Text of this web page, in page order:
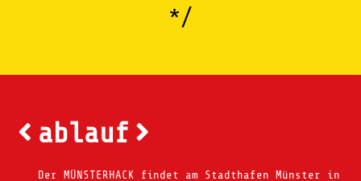
*/
ablauf
Der MÜNSTERHACK findet am Stadthafen Münster in